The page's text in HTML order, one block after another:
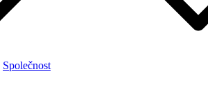
Společnost